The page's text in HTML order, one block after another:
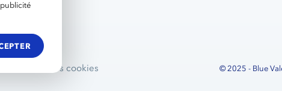
de nous
Gérer les cookies © 2025 - Blue